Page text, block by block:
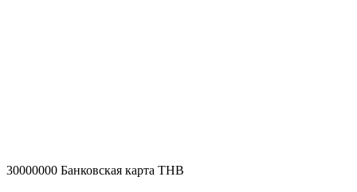
30000000 Банковская карта THB